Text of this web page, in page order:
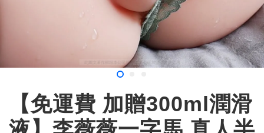
【免運費 加贈300ml潤滑